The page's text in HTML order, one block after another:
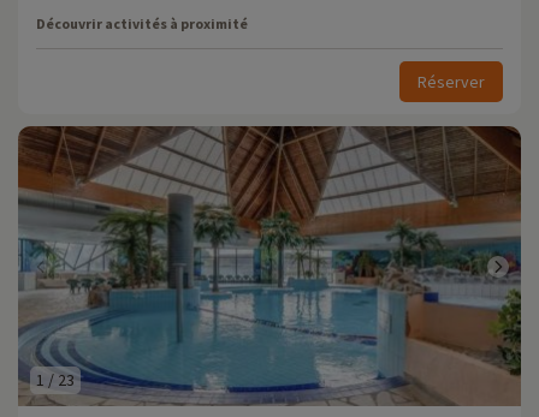
Découvrir activités à proximité
Réserver
1 / 23